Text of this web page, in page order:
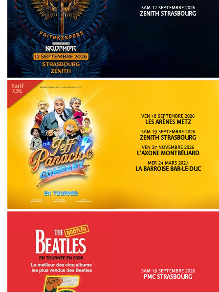
SAM 12 SEPTEMBRE 2026
ZENITH STRASBOURG
VEN 18 SEPTEMBRE 2026
LES ARÈNES METZ
SAM 19 SEPTEMBRE 2026
ZENITH STRASBOURG
VEN 27 NOVEMBRE 2026
L'AXONE MONTBÉLIARD
MER 24 MARS 2027
LA BARROISE BAR-LE-DUC
SAM 19 SEPTEMBRE 2026
PMC STRASBOURG